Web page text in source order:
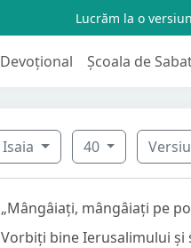
Lucrăm la o
Devoțional Școala de
Isaia 40
„Mângâiați, mângâiați pe
Vorbiți bine Ierusalimului și